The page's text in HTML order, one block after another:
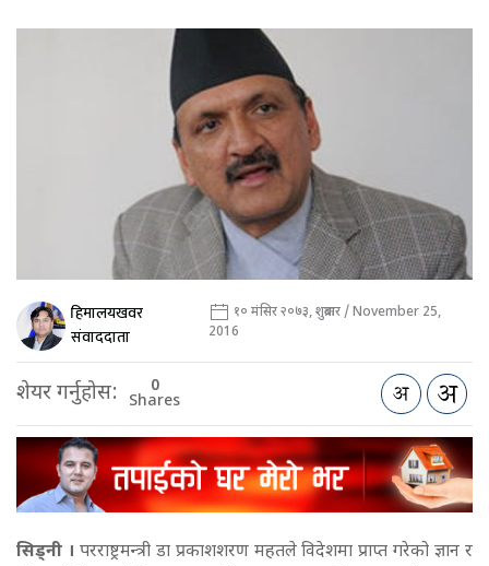
हिमालयखवर
संवाददाता
१० मंसिर २०७३, शुक्रबार / November 25,
2016
शेयर गर्नुहोस: 0
Shares
सिड्नी । परराष्ट्रमन्त्री डा प्रकाशशरण महतले विदेशमा प्राप्त गरेको ज्ञान र